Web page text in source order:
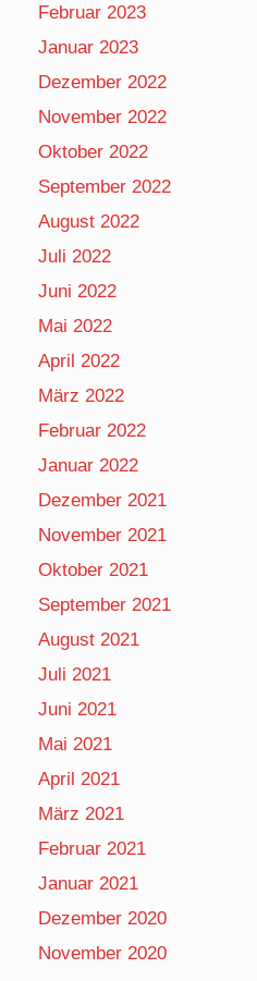
Februar 2023
Januar 2023
Dezember 2022
November 2022
Oktober 2022
September 2022
August 2022
Juli 2022
Juni 2022
Mai 2022
April 2022
März 2022
Februar 2022
Januar 2022
Dezember 2021
November 2021
Oktober 2021
September 2021
August 2021
Juli 2021
Juni 2021
Mai 2021
April 2021
März 2021
Februar 2021
Januar 2021
Dezember 2020
November 2020